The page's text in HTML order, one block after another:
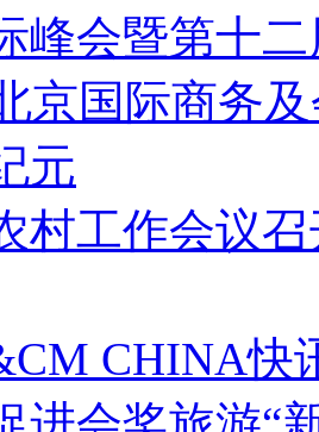
峰会暨第十
京国际商务
元
村工作会议
CHINA快